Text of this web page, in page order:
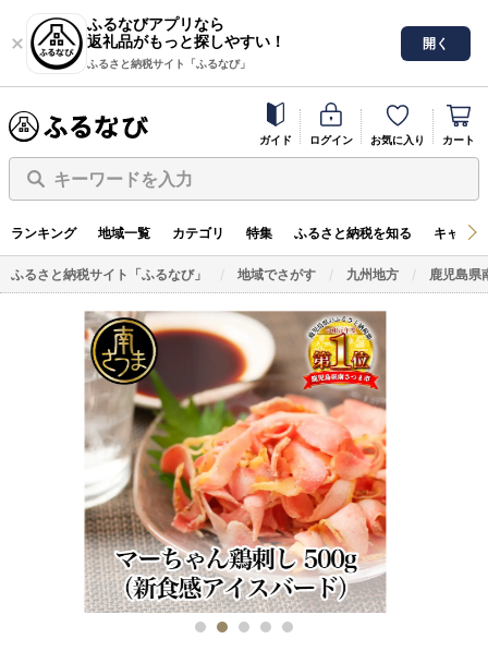
ふるなびアプリなら
返礼品がもっと探しやすい！
ふるさと納税サイト「ふるなび」
開く
ガイド ログイン お気に入り カート
キーワードを入力
ランキング 地域一覧 カテゴリ 特集 ふるさと納税を知る キャン
ふるさと納税サイト「ふるなび」 地域でさがす 九州地方 鹿児島県